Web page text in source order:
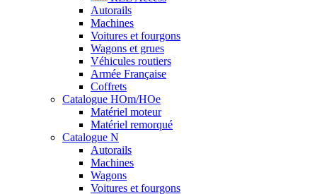
Autorails
Machines
Voitures et fourgons
Wagons et grues
Véhicules routiers
Armée Française
Coffrets
Catalogue HOm/HOe
Matériel moteur
Matériel remorqué
Catalogue N
Autorails
Machines
Wagons
Voitures et fourgons